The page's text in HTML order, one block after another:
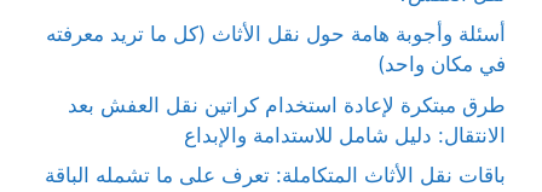
أسئلة وأجوبة هامة حول نقل الأثاث (كل ما تريد معرفته
في مكان واحد)
طرق مبتكرة لإعادة استخدام كراتين نقل العفش بعد
الانتقال: دليل شامل للاستدامة والإبداع
باقات نقل الأثاث المتكاملة: تعرف على ما تشمله الباقة